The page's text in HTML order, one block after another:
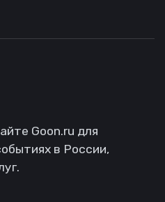
Goon.ru для
в России,